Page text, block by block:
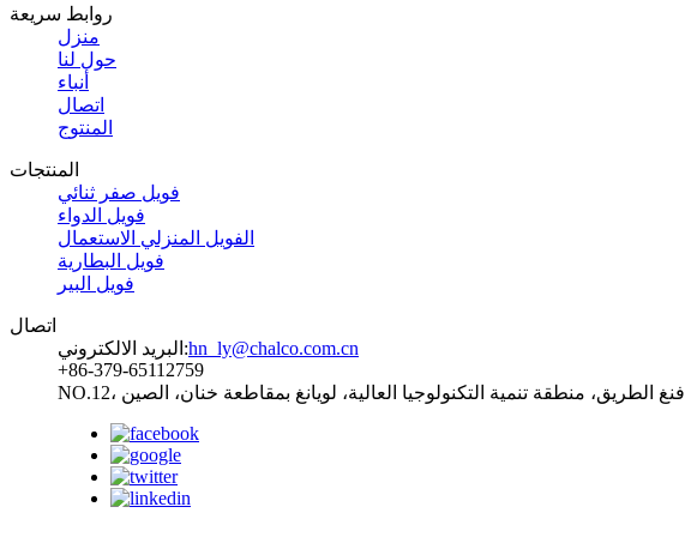
روابط سريعة
منزل
حول لنا
أنباء
اتصال
المنتوج
المنتجات
فويل صفر ثنائي
فويل الدواء
الفويل المنزلي الاستعمال
فويل البطارية
فويل البير
اتصال
البريد الالكتروني:hn_ly@chalco.com.cn
+86-379-65112759
NO.12، فنغ الطريق، منطقة تنمية التكنولوجيا العالية، لويانغ بمقاطعة خنان، الصين